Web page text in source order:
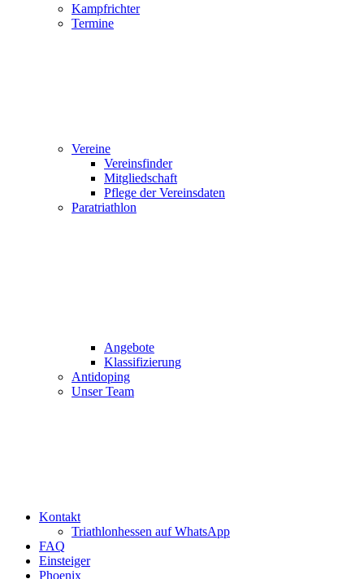
Kampfrichter
Termine
Vereine
Vereinsfinder
Mitgliedschaft
Pflege der Vereinsdaten
Paratriathlon
Angebote
Klassifizierung
Antidoping
Unser Team
Kontakt
Triathlonhessen auf WhatsApp
FAQ
Einsteiger
Phoenix